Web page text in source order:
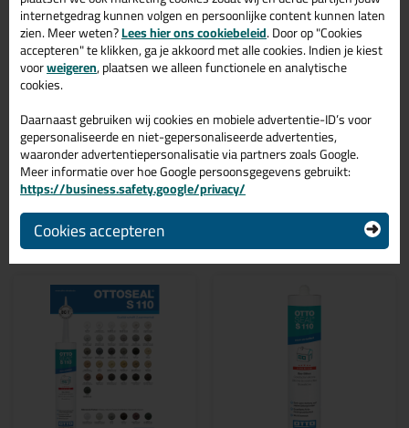
gebruiken voor verschillende toepassingen. Een duurzame en
veelzijdige kit welke makkelijk te verwerken is. Perfect als je een
bijpassende kleur zoekt met gegarandeerd een topresultaat.
Bestel de Ottoseal S110 580ml in kleur Betongrijs C56 vandaag
nog! Op voorraad en op werkdagen besteld = morgen in huis.
Wil je meer weten over de toepassing en kenmerken van dit
product?Lees alles over dit product >
Gerelateerde producten
internetgedrag kunnen volgen en persoonlijke content kunnen laten
zien. Meer weten?Lees hier ons cookiebeleid. Door op "Cookies
accepteren" te klikken, ga je akkoord met alle cookies. Indien je kiest
voorweigeren, plaatsen we alleen functionele en analytische
cookies.
Daarnaast gebruiken wij cookies en mobiele advertentie-ID’s voor
gepersonaliseerde en niet-gepersonaliseerde advertenties,
waaronder advertentiepersonalisatie via partners zoals Google.
Meer informatie over hoe Google persoonsgegevens gebruikt:
https://business.safety.google/privacy/
Cookies accepteren